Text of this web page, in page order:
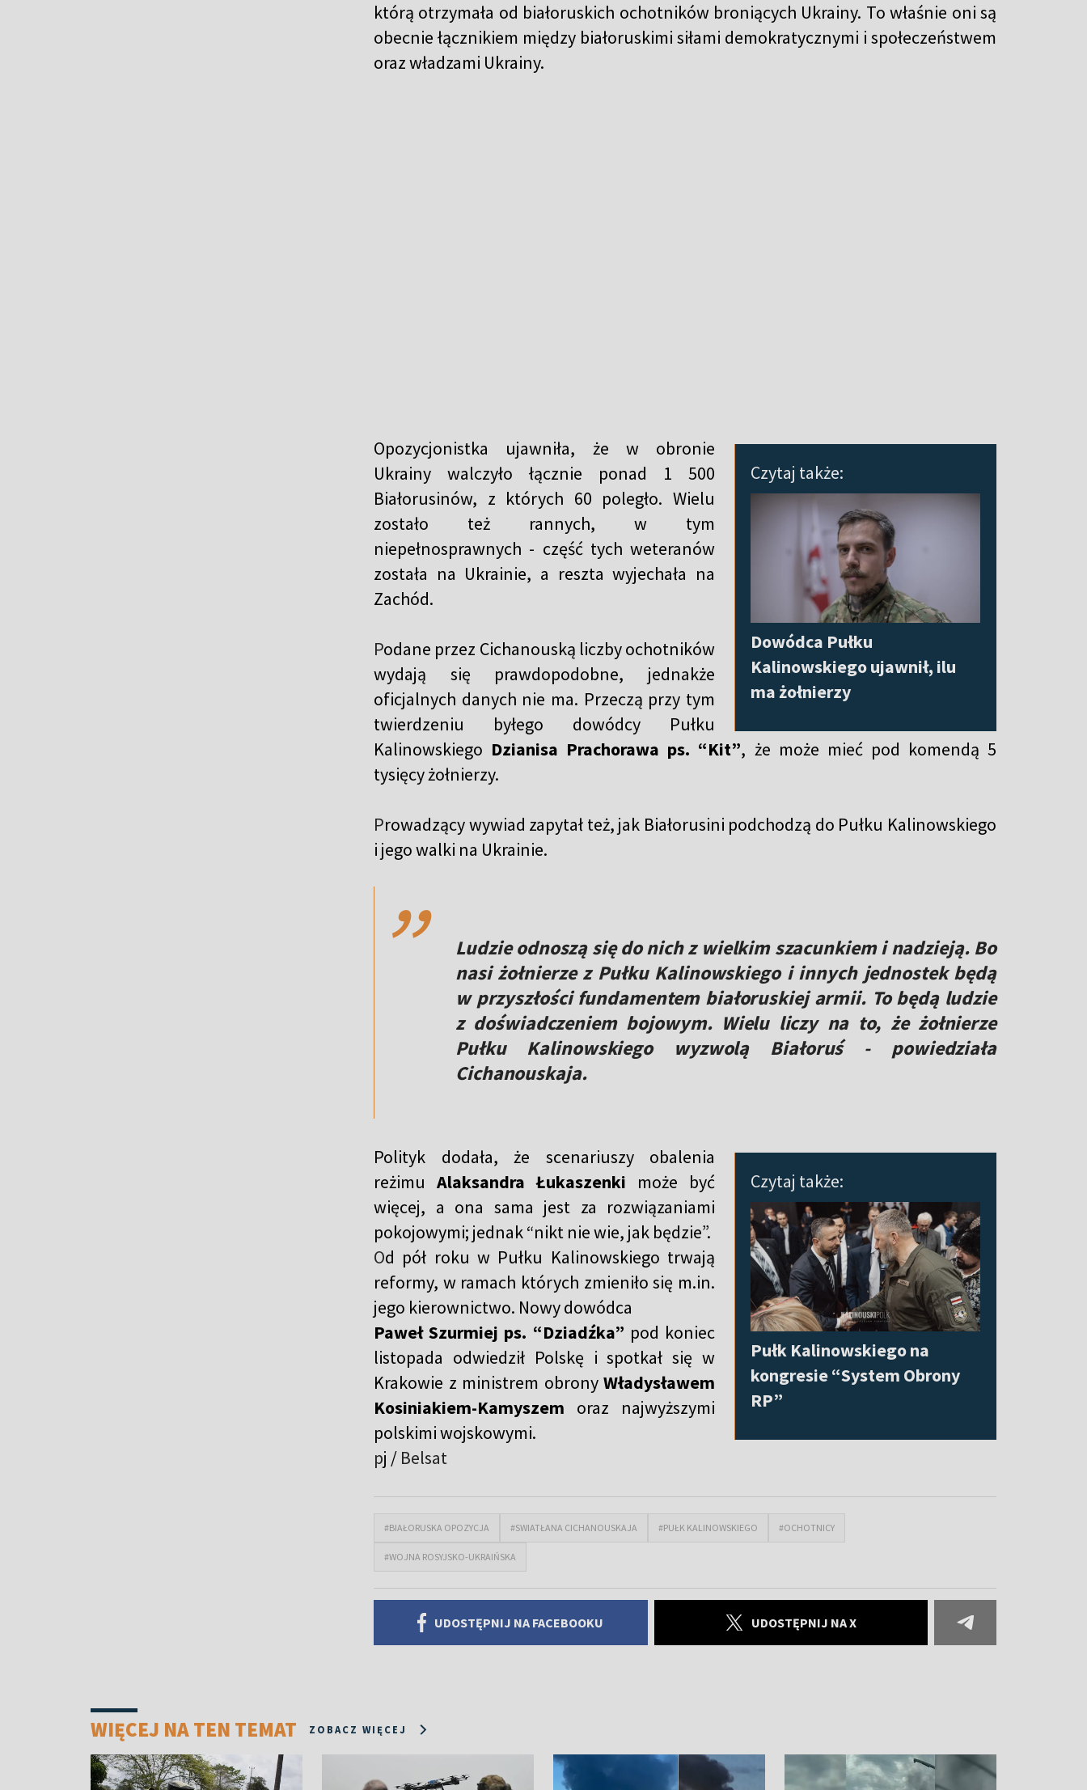
którą otrzymała od białoruskich ochotników broniących Ukrainy. To właśnie oni są
obecnie łącznikiem między białoruskimi siłami demokratycznymi i społeczeństwem
oraz władzami Ukrainy.
Czytaj także:
Dowódca Pułku
Kalinowskiego ujawnił, ilu
ma żołnierzy
Opozycjonistka ujawniła, że w obronie
Ukrainy walczyło łącznie ponad 1 500
Białorusinów, z których 60 poległo. Wielu
zostało też rannych, w tym
niepełnosprawnych - część tych weteranów
została na Ukrainie, a reszta wyjechała na
Zachód.
Podane przez Cichanouską liczby ochotników
wydają się prawdopodobne, jednakże
oficjalnych danych nie ma. Przeczą przy tym
twierdzeniu byłego dowódcy Pułku
Kalinowskiego Dzianisa Prachorawa ps. “Kit”, że może mieć pod komendą 5
tysięcy żołnierzy.
Prowadzący wywiad zapytał też, jak Białorusini podchodzą do Pułku Kalinowskiego
i jego walki na Ukrainie.
,,
Ludzie odnoszą się do nich z wielkim szacunkiem i nadzieją. Bo
nasi żołnierze z Pułku Kalinowskiego i innych jednostek będą
w przyszłości fundamentem białoruskiej armii. To będą ludzie
z doświadczeniem bojowym. Wielu liczy na to, że żołnierze
Pułku Kalinowskiego wyzwolą Białoruś - powiedziała
Cichanouskaja.
Czytaj także:
Pułk Kalinowskiego na
kongresie “System Obrony
RP”
Polityk dodała, że scenariuszy obalenia
reżimu Alaksandra Łukaszenki może być
więcej, a ona sama jest za rozwiązaniami
pokojowymi; jednak “nikt nie wie, jak będzie”.
Od pół roku w Pułku Kalinowskiego trwają
reformy, w ramach których zmieniło się m.in.
jego kierownictwo. Nowy dowódca
Paweł Szurmiej ps. “Dziadźka” pod koniec
listopada odwiedził Polskę i spotkał się w
Krakowie z ministrem obrony Władysławem
Kosiniakiem-Kamyszem oraz najwyższymi
polskimi wojskowymi.
pj / Belsat
#BIAŁORUSKA OPOZYCJA #SWIATŁANA CICHANOUSKAJA #PUŁK KALINOWSKIEGO #OCHOTNICY
#WOJNA ROSYJSKO-UKRAIŃSKA
UDOSTĘPNIJ NA FACEBOOKU UDOSTĘPNIJ NA X
WIĘCEJ NA TEN TEMAT ZOBACZ WIĘCEJ